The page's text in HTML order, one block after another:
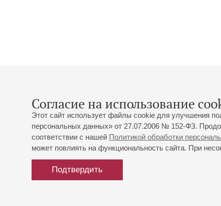
Согласие на использование
Этот сайт использует файлы cookie для улучшения
персональных данных» от 27.07.2006 № 152-ФЗ.
соответствии с нашей Политикой обработки
может повлиять на функциональность сайта. При
Подтвердить